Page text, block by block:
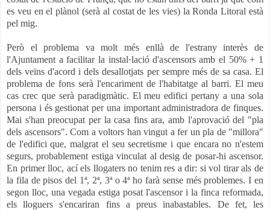
es veu en el plànol (serà al costat de les vies) la Ronda Litoral està
pel mig.
Però el problema va molt més enllà de l'estrany interès de
l'Ajuntament a facilitar la instal·lació d'ascensors amb el 50% + 1
dels veïns d'acord i dels desallotjats per sempre més de sa casa. El
problema de fons serà l'encariment de l'habitatge al barri. El meu
cas crec que serà paradigmàtic. El meu edifici pertany a una sola
persona i és gestionat per una important administradora de finques.
Mai s'han preocupat per la casa fins ara, amb l'aprovació del "pla
dels ascensors". Com a voltors han vingut a fer un pla de "millora"
de l'edifici que, malgrat el seu secretisme i que encara no n'estem
segurs, probablement estiga vinculat al desig de posar-hi ascensor.
En primer lloc, ací els llogaters no tenim res a dir: si vol tirar als de
la fila de pisos del 1ª, 2ª, 3ª o 4ª ho farà sense més problemes. I en
segon lloc, una vegada estiga posat l'ascensor i la finca reformada,
els lloguers s'encariran fins a preus inabastables. De fet, les